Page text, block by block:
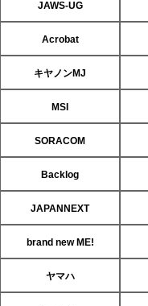
JAWS-UG
Acrobat
キヤノンMJ
MSI
SORACOM
Backlog
JAPANNEXT
brand new ME!
ヤマハ